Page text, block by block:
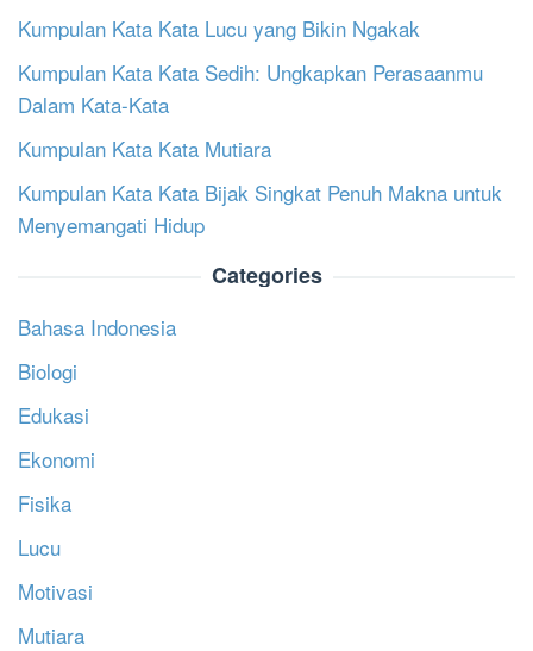
Kumpulan Kata Kata Lucu yang Bikin Ngakak
Kumpulan Kata Kata Sedih: Ungkapkan Perasaanmu
Dalam Kata-Kata
Kumpulan Kata Kata Mutiara
Kumpulan Kata Kata Bijak Singkat Penuh Makna untuk
Menyemangati Hidup
Categories
Bahasa Indonesia
Biologi
Edukasi
Ekonomi
Fisika
Lucu
Motivasi
Mutiara